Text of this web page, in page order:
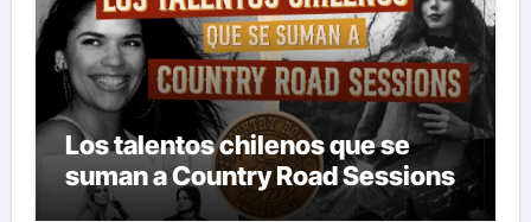
Los talentos chilenos que se
suman a Country Road Sessions